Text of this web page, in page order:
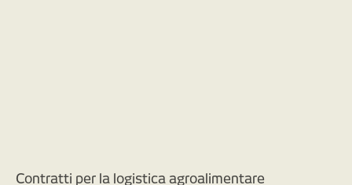
Contratti per la logistica agroalimentare